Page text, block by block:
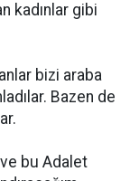
kadınlar gibi
bizi araba
Bazen de
ve bu Adalet